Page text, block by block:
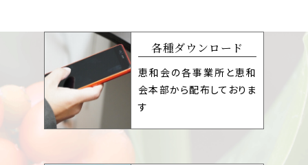
各種ダウンロード
恵和会の各事業所と恵和
会本部から配布しておりま
す